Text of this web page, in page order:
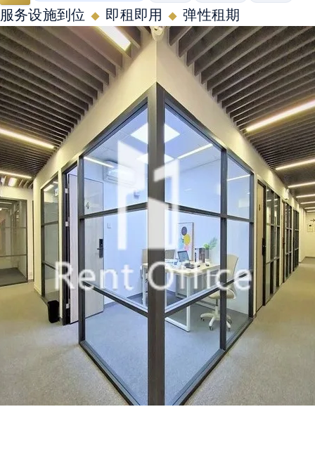
服务设施到位 ◆ 即租即用 ◆ 弹性租期